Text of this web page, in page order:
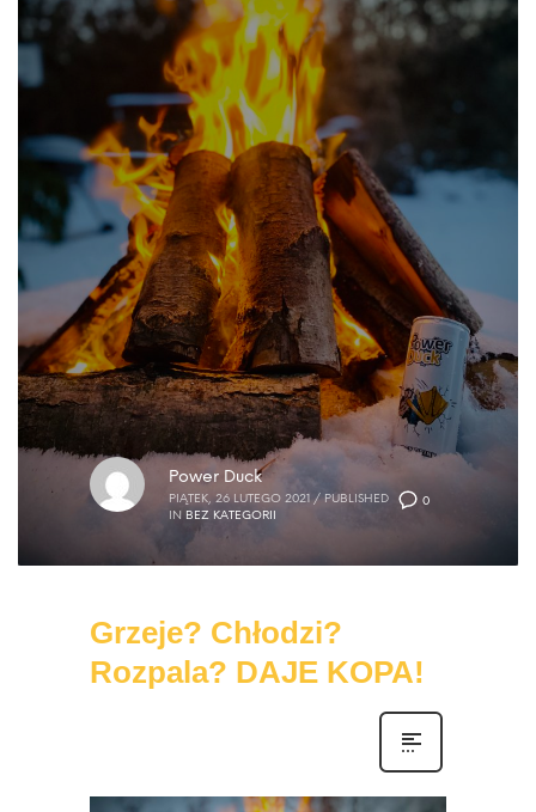
0
Power Duck
PIĄTEK, 26 LUTEGO 2021 / PUBLISHED
IN BEZ KATEGORII
Grzeje? Chłodzi?
Rozpala? DAJE KOPA!